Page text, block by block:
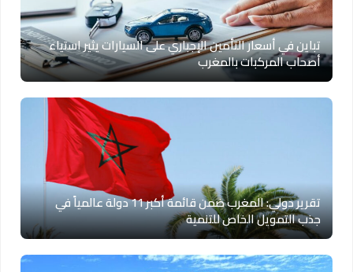
تباين في أسعار التأمين الإجباري على السيارات يثير استياء
أصحاب المركبات بالمغرب
تقرير دولي: المغرب ضمن قائمة أكبر 11 دولة عالمياً في
جذب التمويل الخاص للتنمية